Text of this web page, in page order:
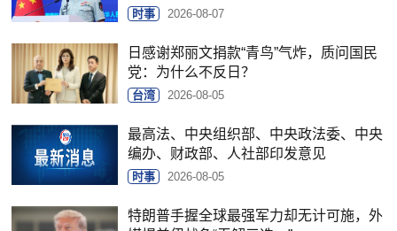
时事 2026-08-07
日感谢郑丽文捐款“青鸟”气炸，质问国民
党：为什么不反日？
台湾 2026-08-05
最高法、中央组织部、中央政法委、中央
编办、财政部、人社部印发意见
时事 2026-08-05
特朗普手握全球最强军力却无计可施，外